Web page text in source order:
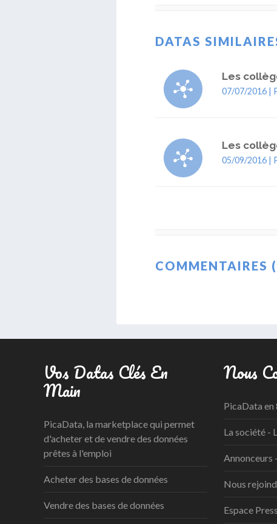
DATAS
Les
07/07/2016 |
Les
05/09/2016 |
COMMENTAIRES
Vos Datas Clés En
Main
PicaData, la marketplace qui permet
d'acheter et de vendre des données
prêtes à l'emploi
Acheter des bases de données
Vendre des bases de données
Nous
PicaData en
La société -
Annonceurs
Nous
Espace